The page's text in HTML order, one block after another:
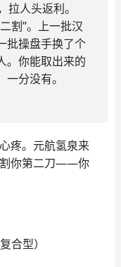
人头返利。
割”。上一批汉
批操盘手换了个
。你能取出来的
分没有。
疼。元航氢泉来
割你第二刀——你
合型）